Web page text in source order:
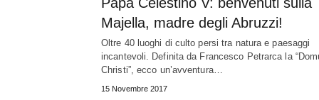
Majella, madre degli Abruzzi!
Oltre 40 luoghi di culto persi tra natura e paesaggi
incantevoli. Definita da Francesco Petrarca la
Christi”, ecco un’avventura…
15 Novembre 2017